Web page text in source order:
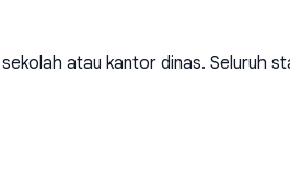
atau kantor dinas. Seluruh